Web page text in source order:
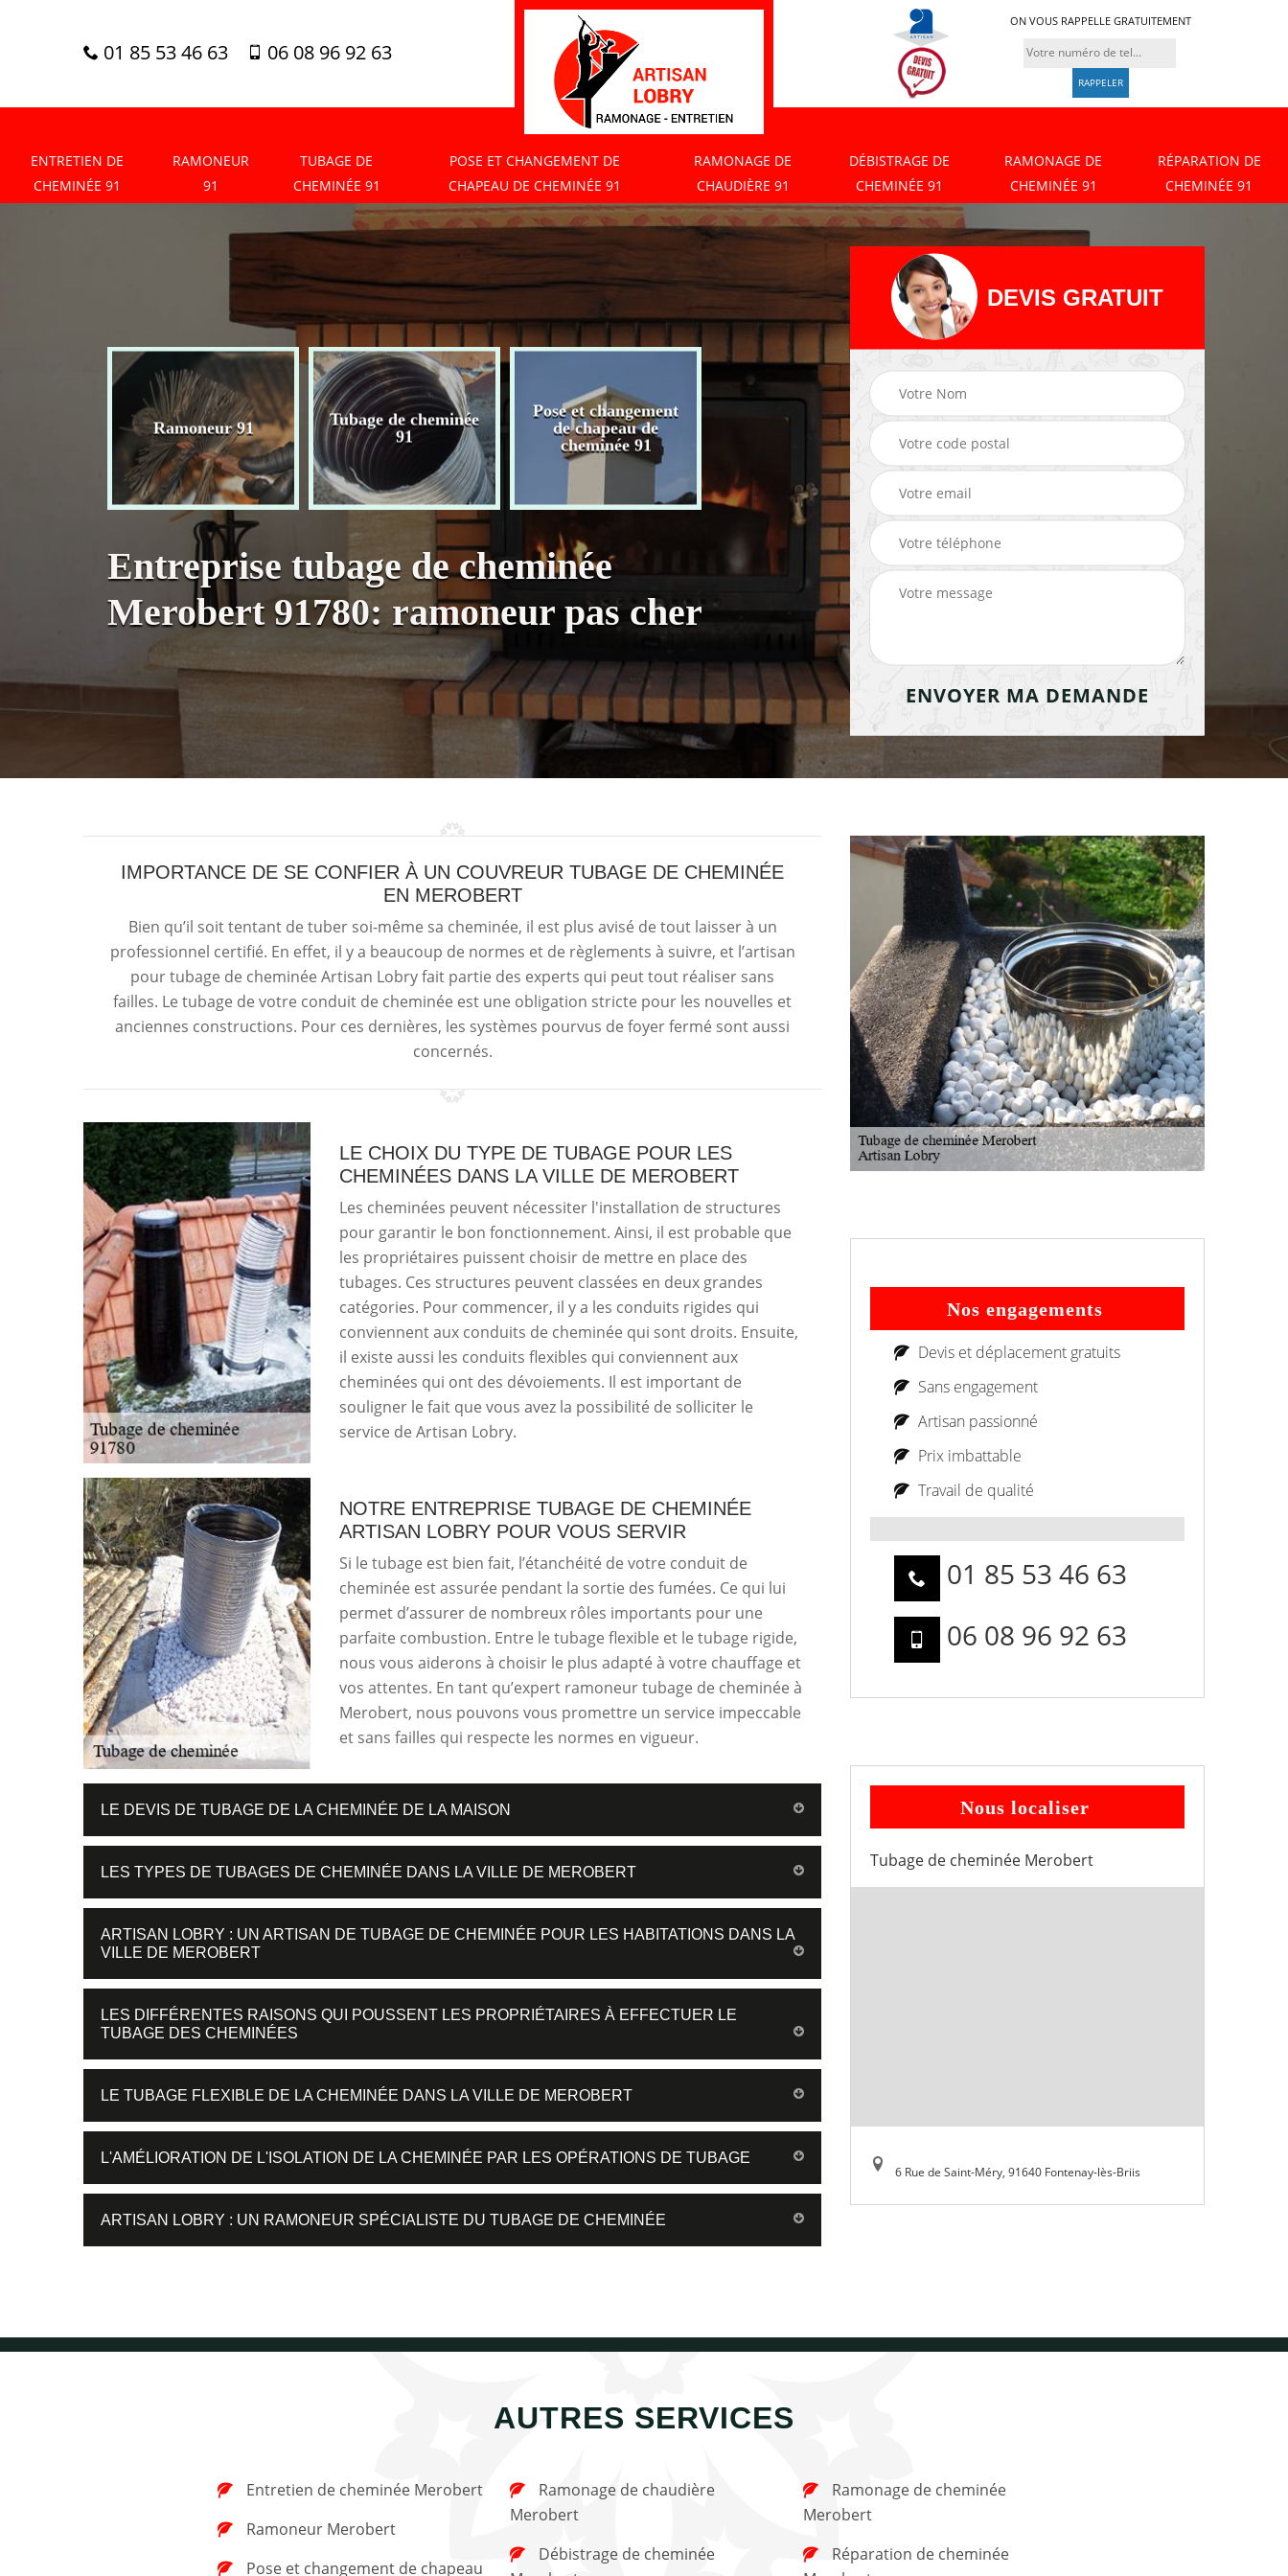
01 85 53 46 63 06 08 96 92 63
ON VOUS RAPPELLE GRATUITEMENT
ENTRETIEN DE
CHEMINÉE 91
RAMONEUR
91
TUBAGE DE
CHEMINÉE 91
POSE ET CHANGEMENT DE
CHAPEAU DE CHEMINÉE 91
RAMONAGE DE
CHAUDIÈRE 91
DÉBISTRAGE DE
CHEMINÉE 91
RAMONAGE DE
CHEMINÉE 91
RÉPARATION DE
CHEMINÉE 91
Ramoneur 91
Tubage de cheminée
91
Pose et changement
de chapeau de
cheminée 91
Ramonage de
chaudière 91
Débistrage de
cheminée 91
Ramonage de
cheminée 91
Entreprise tubage de cheminée
Merobert 91780: ramoneur pas cher
DEVIS GRATUIT
IMPORTANCE DE SE CONFIER À UN COUVREUR TUBAGE DE CHEMINÉE
EN MEROBERT
Bien qu’il soit tentant de tuber soi-même sa cheminée, il est plus avisé de tout laisser à un
professionnel certifié. En effet, il y a beaucoup de normes et de règlements à suivre, et l’artisan
pour tubage de cheminée Artisan Lobry fait partie des experts qui peut tout réaliser sans
failles. Le tubage de votre conduit de cheminée est une obligation stricte pour les nouvelles et
anciennes constructions. Pour ces dernières, les systèmes pourvus de foyer fermé sont aussi
concernés.
LE CHOIX DU TYPE DE TUBAGE POUR LES
CHEMINÉES DANS LA VILLE DE MEROBERT
Les cheminées peuvent nécessiter l'installation de structures
pour garantir le bon fonctionnement. Ainsi, il est probable que
les propriétaires puissent choisir de mettre en place des
tubages. Ces structures peuvent classées en deux grandes
catégories. Pour commencer, il y a les conduits rigides qui
conviennent aux conduits de cheminée qui sont droits. Ensuite,
il existe aussi les conduits flexibles qui conviennent aux
cheminées qui ont des dévoiements. Il est important de
souligner le fait que vous avez la possibilité de solliciter le
service de Artisan Lobry.
NOTRE ENTREPRISE TUBAGE DE CHEMINÉE
ARTISAN LOBRY POUR VOUS SERVIR
Si le tubage est bien fait, l’étanchéité de votre conduit de
cheminée est assurée pendant la sortie des fumées. Ce qui lui
permet d’assurer de nombreux rôles importants pour une
parfaite combustion. Entre le tubage flexible et le tubage rigide,
nous vous aiderons à choisir le plus adapté à votre chauffage et
vos attentes. En tant qu’expert ramoneur tubage de cheminée à
Merobert, nous pouvons vous promettre un service impeccable
et sans failles qui respecte les normes en vigueur.
LE DEVIS DE TUBAGE DE LA CHEMINÉE DE LA MAISON
LES TYPES DE TUBAGES DE CHEMINÉE DANS LA VILLE DE MEROBERT
ARTISAN LOBRY : UN ARTISAN DE TUBAGE DE CHEMINÉE POUR LES HABITATIONS DANS LA
VILLE DE MEROBERT
LES DIFFÉRENTES RAISONS QUI POUSSENT LES PROPRIÉTAIRES À EFFECTUER LE
TUBAGE DES CHEMINÉES
LE TUBAGE FLEXIBLE DE LA CHEMINÉE DANS LA VILLE DE MEROBERT
L'AMÉLIORATION DE L'ISOLATION DE LA CHEMINÉE PAR LES OPÉRATIONS DE TUBAGE
ARTISAN LOBRY : UN RAMONEUR SPÉCIALISTE DU TUBAGE DE CHEMINÉE
Nos engagements
Devis et déplacement gratuits
Sans engagement
Artisan passionné
Prix imbattable
Travail de qualité
01 85 53 46 63
06 08 96 92 63
Nous localiser
Tubage de cheminée Merobert
6 Rue de Saint-Méry, 91640 Fontenay-lès-Briis
AUTRES SERVICES
Entretien de cheminée Merobert
Ramoneur Merobert
Merobert
Merobert